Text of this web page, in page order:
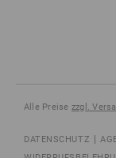
Alle Preise zzgl.
DATENSCHUTZ